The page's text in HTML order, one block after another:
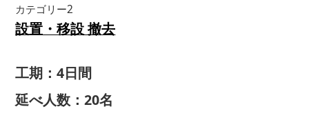
カテゴリー2
設置・移設 撤去
工期：4日間
延べ人数：20名